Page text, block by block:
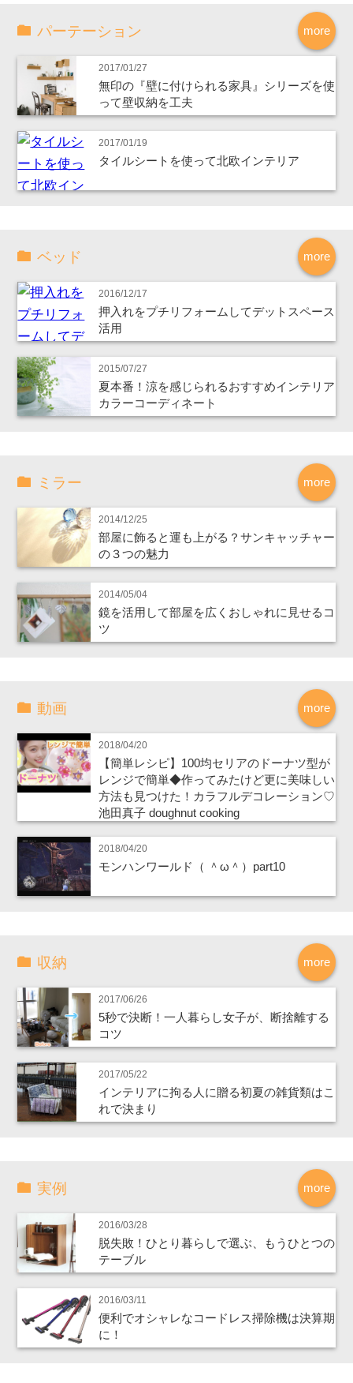
more
パーテーション
2017/01/27
無印の『壁に付けられる家具』シリーズを使
って壁収納を工夫
2017/01/19
タイルシートを使って北欧インテリア
more
ベッド
2016/12/17
押入れをプチリフォームしてデットスペース
活用
2015/07/27
夏本番！涼を感じられるおすすめインテリア
カラーコーディネート
more
ミラー
2014/12/25
部屋に飾ると運も上がる？サンキャッチャー
の３つの魅力
2014/05/04
鏡を活用して部屋を広くおしゃれに見せるコ
ツ
more
動画
2018/04/20
【簡単レシピ】100均セリアのドーナツ型が
レンジで簡単◆作ってみたけど更に美味しい
方法も見つけた！カラフルデコレーション♡
池田真子 doughnut cooking
2018/04/20
モンハンワールド（ ＾ω＾）part10
more
収納
2017/06/26
5秒で決断！一人暮らし女子が、断捨離する
コツ
2017/05/22
インテリアに拘る人に贈る初夏の雑貨類はこ
れで決まり
more
実例
2016/03/28
脱失敗！ひとり暮らしで選ぶ、もうひとつの
テーブル
2016/03/11
便利でオシャレなコードレス掃除機は決算期
に！